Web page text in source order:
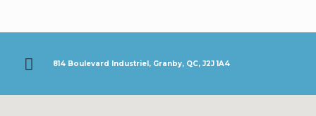
814 Boulevard Industriel, Granby, QC, J2J 1A4